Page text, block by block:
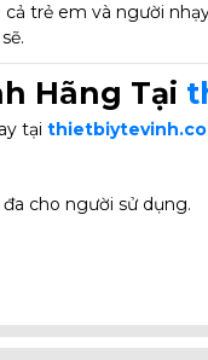
trẻ em và người
Hãng Tại
tại
cho người sử dụng.